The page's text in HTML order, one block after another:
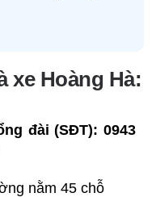
xe Hoàng Hà:
đài (SĐT): 0943
nằm 45 chỗ